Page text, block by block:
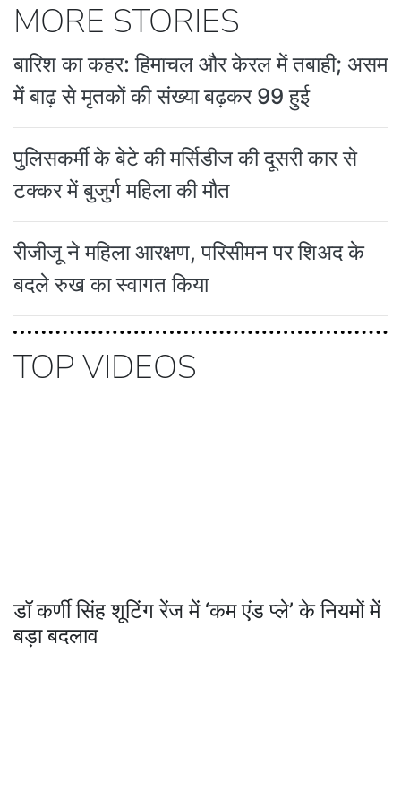
MORE STORIES
बारिश का कहर: हिमाचल और केरल में तबाही; असम
में बाढ़ से मृतकों की संख्या बढ़कर 99 हुई
पुलिसकर्मी के बेटे की मर्सिडीज की दूसरी कार से
टक्कर में बुजुर्ग महिला की मौत
रीजीजू ने महिला आरक्षण, परिसीमन पर शिअद के
बदले रुख का स्वागत किया
TOP VIDEOS
डॉ कर्णी सिंह शूटिंग रेंज में ‘कम एंड प्ले’ के नियमों में
बड़ा बदलाव